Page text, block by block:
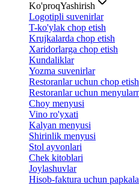
Ko'proqYashirish
Logotipli suvenirlar
T-ko'ylak chop etish
Krujkalarda chop etish
Xaridorlarga chop etish
Kundaliklar
Yozma suvenirlar
Restoranlar uchun chop etish
Restoranlar uchun
Choy menyusi
Vino ro'yxati
Kalyan menyusi
Shirinlik menyusi
Stol ayvonlari
Chek kitoblari
Joylashuvlar
Hisob-faktura uchun